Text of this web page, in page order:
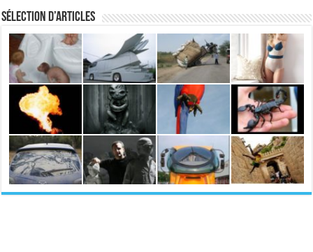
Sélection d’articles